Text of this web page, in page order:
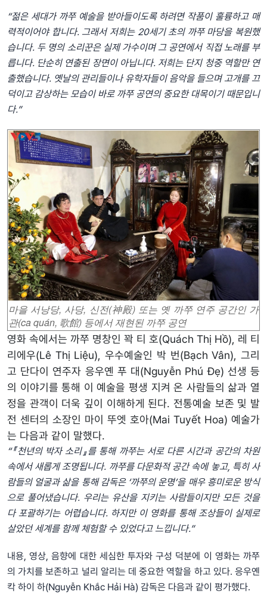
“젊은 세대가 까쭈 예술을 받아들이도록 하려면 작품이 훌륭하고 매
력적이어야 합니다. 그래서 저희는20세기 초의 까쭈 마당을 복원했
습니다. 두 명의 소리꾼은 실제 가수이며 그 공연에서 직접 노래를 부
릅니다. 단순히 연출된 장면이 아닙니다. 저희는 단지 청중 역할만 연
출했습니다. 옛날의 관리들이나 유학자들이 음악을 들으며 고개를 끄
덕이고 감상하는 모습이 바로 까쭈 공연의 중요한 대목이기 때문입니
다.”
마을 서낭당, 사당, 신전(神殿) 또는 옛 까쭈 연주 공간인 가
관(ca quán, 歌館) 등에서 재현된 까쭈 공연
영화 속에서는 까쭈 명창인 꽉 티 호(Quách Thị Hồ), 레 티
리에우(Lê Thị Liệu), 우수예술인 박 번(Bạch Vân), 그리
고 단다이 연주자 응우옌 푸 대(Nguyễn Phú Đẹ) 선생 등
의 이야기를 통해 이 예술을 평생 지켜 온 사람들의 삶과 열
정을 관객이 더욱 깊이 이해하게 된다. 전통예술 보존 및 발
전 센터의 소장인 마이 뚜엣 호아(Mai Tuyết Hoa) 예술가
는 다음과 같이 말했다.
“『천년의 박자 소리』를 통해 까쭈는 서로 다른 시간과 공간의 차원
속에서 새롭게 조명됩니다. 까쭈를 다문화적 공간 속에 놓고, 특히 사
람들의 얼굴과 삶을 통해 감독은‘까쭈의 운명’을 매우 흥미로운 방식
으로 풀어냈습니다. 우리는 유산을 지키는 사람들이지만 모든 것을
다 포괄하기는 어렵습니다. 하지만 이 영화를 통해 조상들이 실제로
살았던 세계를 함께 체험할 수 있었다고 느낍니다.”
내용, 영상, 음향에 대한 세심한 투자와 구성 덕분에 이 영화는 까쭈
의 가치를 보존하고 널리 알리는 데 중요한 역할을 하고 있다. 응우옌
칵 하이 하(Nguyễn Khắc Hải Hà) 감독은 다음과 같이 평가했다.